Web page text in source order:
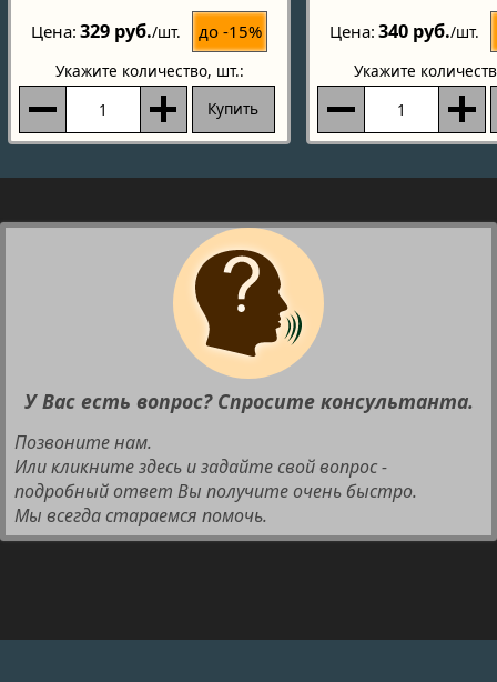
Цена 329 руб./шт. до -15%
Укажите количество, шт.:
Купить
Цена 340 руб./шт.
Укажите
У Вас есть вопрос? Спросите консультанта.
Позвоните нам.
Или кликните здесь и задайте свой вопрос -
подробный ответ Вы получите очень быстро.
Мы всегда стараемся помочь.